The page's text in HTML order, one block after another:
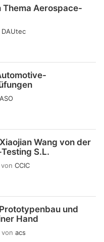
Thema Aerospace-
DAUtec
ASO
Wang von der
S.L.
von CCIC
und
Hand
von acs